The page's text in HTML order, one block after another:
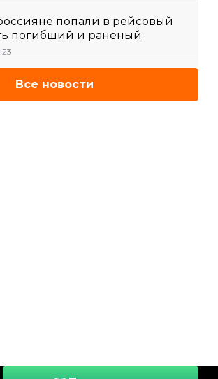
попали в рейсовый
погибший и раненый
Все новости